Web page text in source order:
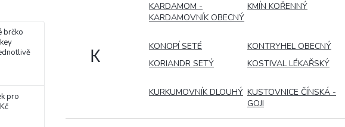
brčko
pro
K
KARDAMOM -
KARDAMOVNÍK OBECNÝ
KMÍN KOŘENNÝ
KONOPÍ SETÉ KONTRYHEL OBECNÝ
KORIANDR SETÝ
KOSTIVAL LÉKAŘSKÝ
KURKUMOVNÍK DLOUHÝ KUSTOVNICE ČÍNSKÁ -
GOJI